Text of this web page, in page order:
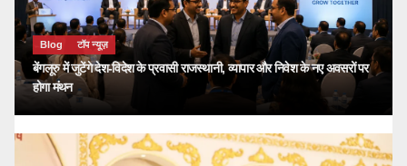
Blog टॉप न्यूज़
बेंगलूरु में जुटेंगे देश-विदेश के प्रवासी राजस्थानी, व्यापार और निवेश के नए अवसरों पर
होगा मंथन